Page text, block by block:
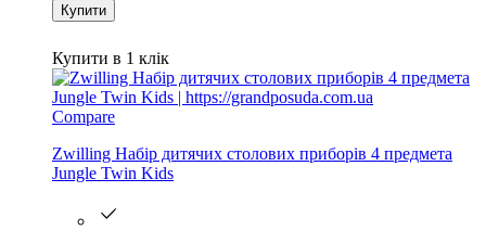
Купити
Купити в 1 клік
Compare
Zwilling Набір дитячих столових приборів 4 предмета
Jungle Twin Kids